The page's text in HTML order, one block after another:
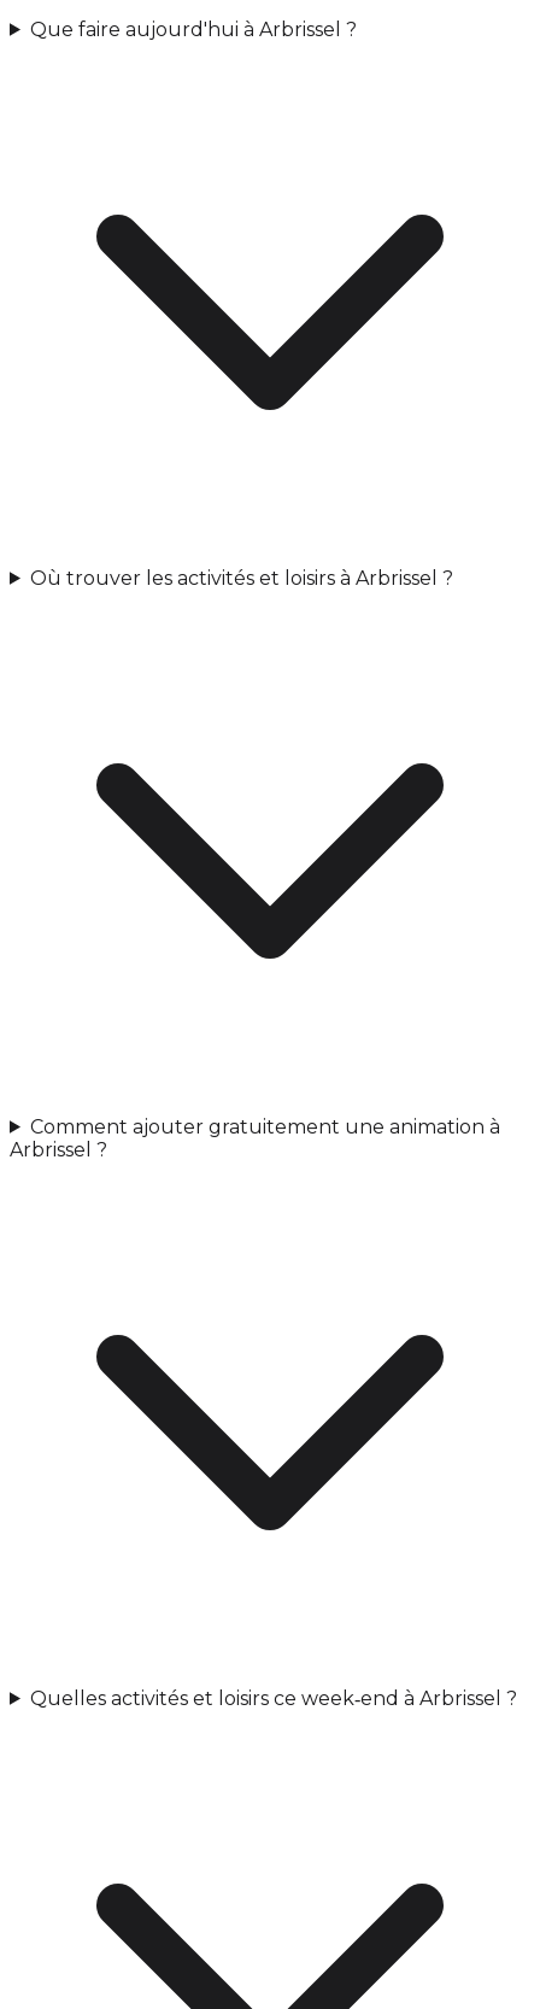
Que faire aujourd'hui à Arbrissel ?
Où trouver les activités et loisirs à Arbrissel ?
Comment ajouter gratuitement une animation à
Arbrissel ?
Quelles activités et loisirs ce week‑end à Arbrissel ?